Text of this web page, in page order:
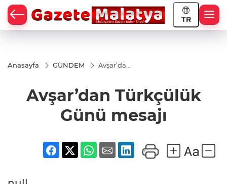
TR
Anasayfa GÜNDEM
Avşar’dan
mesajı
Avşar’dan Türkçülük
Günü mesajı